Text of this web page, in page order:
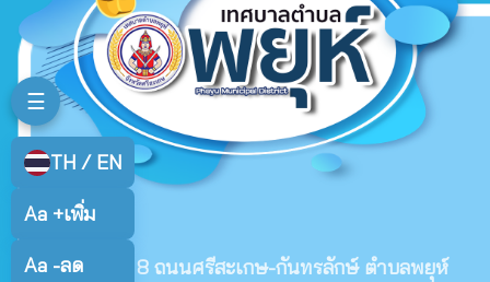
☰
TH / EN
Aa +เพิ่ม
Aa -ลด
ติดต่อเรา
99/9 หมู่ที่ 8 ถนนศรีสะเกษ-กันทรลักษ์ ตำบลพยุห์